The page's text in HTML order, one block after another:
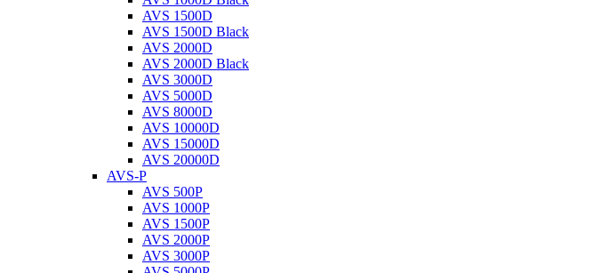
AVS 1500D
AVS 1500D Black
AVS 2000D
AVS 2000D Black
AVS 3000D
AVS 5000D
AVS 8000D
AVS 10000D
AVS 15000D
AVS 20000D
AVS-P
AVS 500P
AVS 1000P
AVS 1500P
AVS 2000P
AVS 3000P